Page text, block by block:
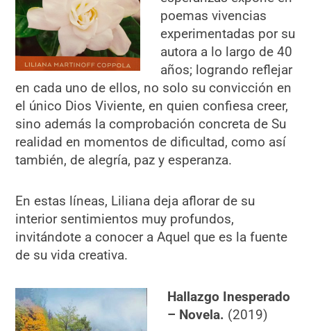
poemas vivencias
experimentadas por su
autora a lo largo de 40
años; logrando reflejar
en cada uno de ellos, no solo su convicción en
el único Dios Viviente, en quien confiesa creer,
sino además la comprobación concreta de Su
realidad en momentos de dificultad, como así
también, de alegría, paz y esperanza.
En estas líneas, Liliana deja aflorar de su
interior sentimientos muy profundos,
invitándote a conocer a Aquel que es la fuente
de su vida creativa.
Hallazgo Inesperado
– Novela. (2019)